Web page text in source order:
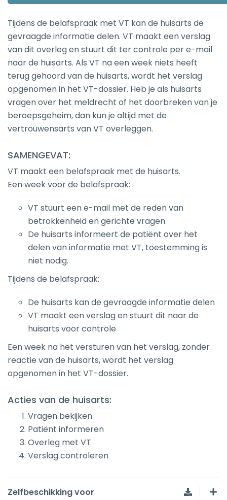
Tijdens de belafspraak met VT kan de huisarts de
gevraagde informatie delen. VT maakt een verslag
van dit overleg en stuurt dit ter controle per e-mail
naar de huisarts. Als VT na een week niets heeft
terug gehoord van de huisarts, wordt het verslag
opgenomen in het VT-dossier. Heb je als huisarts
vragen over het meldrecht of het doorbreken van je
beroepsgeheim, dan kun je altijd met de
vertrouwensarts van VT overleggen.
SAMENGEVAT:
VT maakt een belafspraak met de huisarts.
Een week voor de belafspraak:
VT stuurt een e-mail met de reden van
betrokkenheid en gerichte vragen
De huisarts informeert de patiënt over het
delen van informatie met VT, toestemming is
niet nodig.
Tijdens de belafspraak:
De huisarts kan de gevraagde informatie delen
VT maakt een verslag en stuurt dit naar de
huisarts voor controle
Een week na het versturen van het verslag, zonder
reactie van de huisarts, wordt het verslag
opgenomen in het VT-dossier.
Acties van de huisarts:
Vragen bekijken
Patiënt informeren
Overleg met VT
Verslag controleren
Zelfbeschikking voor